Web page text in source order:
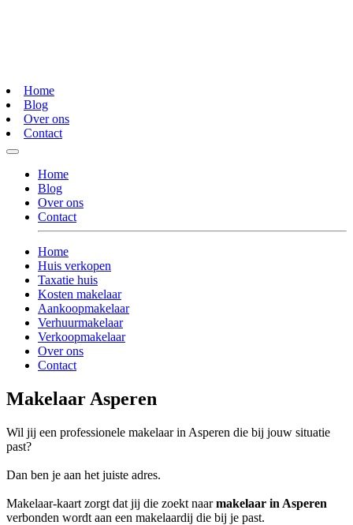
Home
Blog
Over ons
Contact
Home
Blog
Over ons
Contact
Home
Huis verkopen
Taxatie huis
Kosten makelaar
Aankoopmakelaar
Verhuurmakelaar
Verkoopmakelaar
Over ons
Contact
Makelaar Asperen
Wil jij een professionele makelaar in Asperen die bij jouw situatie
past?
Dan ben je aan het juiste adres.
Makelaar-kaart zorgt dat jij die zoekt naarmakelaar in Asperen
verbonden wordt aan een makelaardij die bij je past.